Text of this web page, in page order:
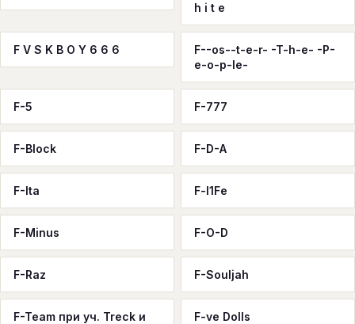
h i t e
F V S K B O Y 6 6 6
F--os--t-e-r- -T-h-e- -P-
e-o-p-le-
F-5 F-777
F-Block F-D-A
F-Ita F-l1Fe
F-Minus F-O-D
F-Raz F-Souljah
F-Team при уч. Treck и
F-ve Dolls